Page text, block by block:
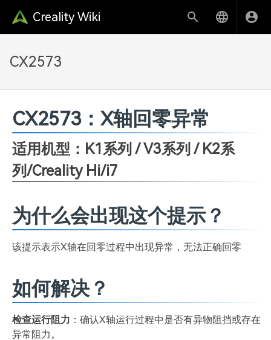
Creality Wiki
CX2573
CX2573：X轴回零异常
适用机型：K1系列 / V3系列 / K2系
列/Creality Hi/i7
为什么会出现这个提示？
该提示表示X轴在回零过程中出现异常，无法正确回零
如何解决？
检查运行阻力 ：确认X轴运行过程中是否有异物阻挡或存在
异常阻力。